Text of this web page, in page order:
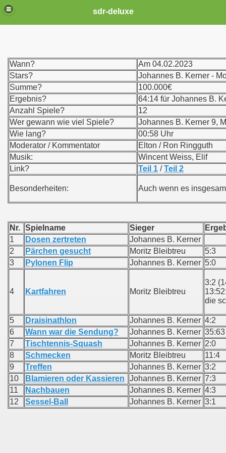
sdr-deluxe
Wann?
Am 04.02.2023
Stars?
Johannes B. Kerner -
Summe?
100.000€
Ergebnis?
64:14 für Johannes B.
Anzahl Spiele?
12
Wer gewann wie viel Spiele?
Johannes B. Kerner 9,
Wie lang?
00:58 Uhr
Moderator / Kommentator
Elton / Ron Ringguth
Musik:
Wincent Weiss, Elif
Link?
Teil 1 /Teil 2
Besonderheiten: Auch wenn es
Nr. Spielname Sieger
1
Dosen zertreten
Johannes B. Kerner
2
Pärchen gesucht Moritz Bleibtreu
5:3
3
Pylonen Flip Johannes B. Kerner 5:0
4 Kartfahren Moritz Bleibtreu
3:2
die
5 Draisinathlon Johannes B. Kerner 4:2
6
Wann war die Sendung? Johannes B. Kerner 35:63
7
Tischtennis-Squash Johannes B. Kerner 2:0
8
Schmecken Moritz Bleibtreu
11:4
9
Treffen Johannes B. Kerner 3:2
10
Blamieren oder Kassieren Johannes B. Kerner 7:3
11
Nachbauen Johannes B. Kerner 4:3
12
Sessel-Ball Johannes B. Kerner 3:1